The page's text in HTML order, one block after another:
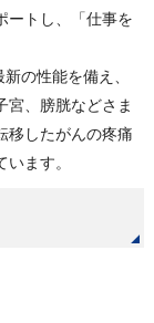
ートし、「仕事を
の性能を備え、
宮、膀胱などさま
移したがんの疼痛
ます。